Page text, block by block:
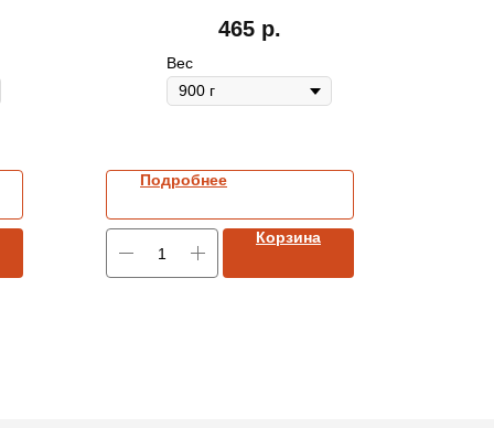
465 р.
Вес
Подробнее
Корзина